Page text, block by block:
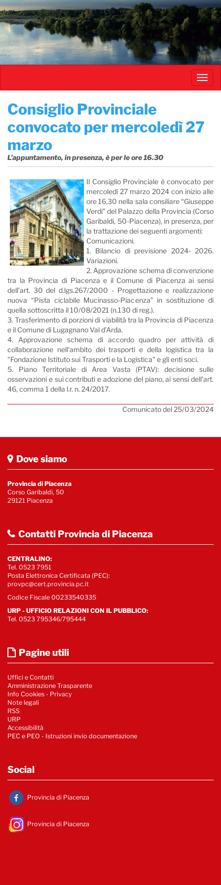
Salta
al
contenuto
principale
Consiglio Provinciale
convocato per mercoledì 27
marzo
L’appuntamento, in presenza, è per le ore 16.30
Il Consiglio Provinciale è convocato per
mercoledì 27 marzo 2024 con inizio alle
ore 16,30 nella sala consiliare “Giuseppe
Verdi” del Palazzo della Provincia (Corso
Garibaldi, 50-Piacenza), in presenza, per
la trattazione dei seguenti argomenti:
Comunicazioni.
1. Bilancio di previsione 2024- 2026.
Variazioni.
2. Approvazione schema di convenzione
tra la Provincia di Piacenza e il Comune di Piacenza ai sensi
dell’art. 30 del d.lgs.267/2000 - Progettazione e realizzazione
nuova “Pista ciclabile Mucinasso-Piacenza” in sostituzione di
quella sottoscritta il 10/08/2021 (n.130 di reg.).
3. Trasferimento di porzioni di viabilità tra la Provincia di Piacenza
e il Comune di Lugagnano Val d’Arda.
4. Approvazione schema di accordo quadro per attività di
collaborazione nell'ambito dei trasporti e della logistica tra la
"Fondazione Istituto sui Trasporti e la Logistica" e gli enti soci.
5. Piano Territoriale di Area Vasta (PTAV): decisione sulle
osservazioni e sui contributi e adozione del piano, ai sensi dell'art.
46, comma 1 della l.r. n. 24/2017.
Comunicato del 25/03/2024
Dove siamo
Provincia di Piacenza
Corso Garibaldi, 50
29121 Piacenza
Contatti Provincia di Piacenza
CENTRALINO:
Tel. 0523 7951
Posta Elettronica Certificata (PEC):
provpc@cert.provincia.pc.it
Codice Fiscale 00233540335
URP - UFFICIO RELAZIONI CON IL PUBBLICO:
Tel. 0523 795346/795444
Pagine utili
Uffici e Contatti
Amministrazione Trasparente
Info Cookies - Privacy
Note legali
RSS
URP
Accessibilità
PEC e PEO - Istruzioni invio documentazione
Social
Provincia di Piacenza
Provincia di Piacenza